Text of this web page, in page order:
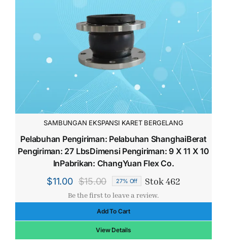
SAMBUNGAN EKSPANSI KARET BERGELANG
Pelabuhan Pengiriman: Pelabuhan ShanghaiBerat
Pengiriman: 27 LbsDimensi Pengiriman: 9 X 11 X 10
InPabrikan: ChangYuan Flex Co.
$15.00
Harga
aslinya
adalah:
$15.00.
$11.00
Harga
saat
ini
adalah:
$11.00.
27% Off Stok 462
Be the first to leave a review.
Add To Cart
View Details